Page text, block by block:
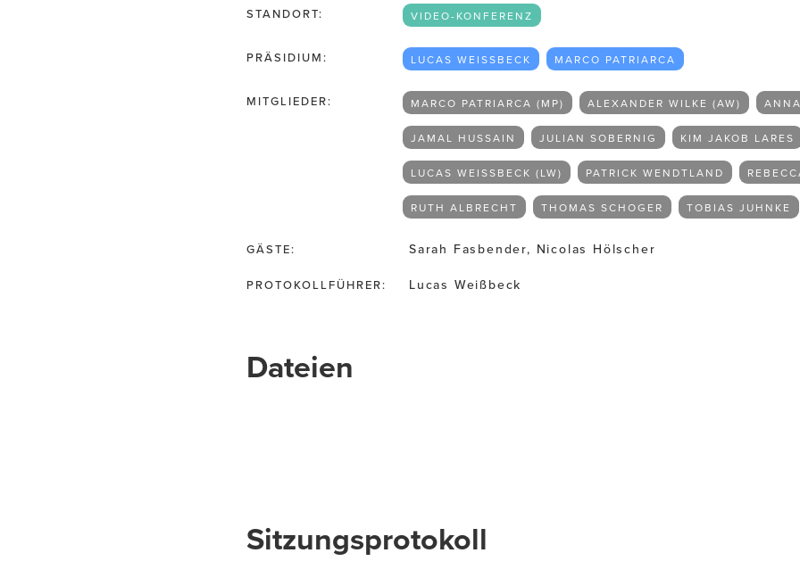
STANDORT: VIDEO-KONFERENZ
PRÄSIDIUM: LUCAS WEISSBECK MARCO PATRIARCA
MITGLIEDER: MARCO PATRIARCA (MP) ALEXANDER WILKE (AW)
JAMAL HUSSAIN JULIAN SOBERNIG KIM JAKOB LARES
LUCAS WEISSBECK (LW) PATRICK WENDTLAND
RUTH ALBRECHT THOMAS SCHOGER TOBIAS JUHNKE
GÄSTE: Sarah Fasbender, Nicolas Hölscher
PROTOKOLLFÜHRER: Lucas Weißbeck
Dateien
Sitzungsprotokoll